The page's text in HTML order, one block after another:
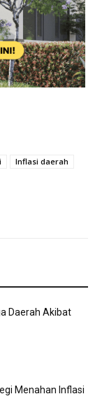
Inflasi daerah
Daerah Akibat
Menahan Inflasi